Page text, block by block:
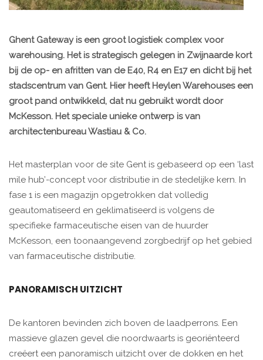
Ghent Gateway is een groot logistiek complex voor
warehousing. Het is strategisch gelegen in Zwijnaarde kort
bij de op- en afritten van de E40, R4 en E17 en dicht bij het
stadscentrum van Gent. Hier heeft Heylen Warehouses een
groot pand ontwikkeld, dat nu gebruikt wordt door
McKesson. Het speciale unieke ontwerp is van
architectenbureau Wastiau & Co.
Het masterplan voor de site Gent is gebaseerd op een ‘last
mile hub’-concept voor distributie in de stedelijke kern. In
fase 1 is een magazijn opgetrokken dat volledig
geautomatiseerd en geklimatiseerd is volgens de
specifieke farmaceutische eisen van de huurder
McKesson, een toonaangevend zorgbedrijf op het gebied
van farmaceutische distributie.
PANORAMISCH UITZICHT
De kantoren bevinden zich boven de laadperrons. Een
massieve glazen gevel die noordwaarts is georiënteerd
creëert een panoramisch uitzicht over de dokken en het